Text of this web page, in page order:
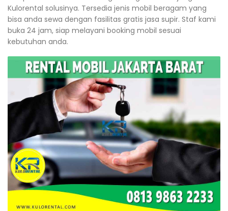
Kulorental solusinya. Tersedia jenis mobil beragam yang
bisa anda sewa dengan fasilitas gratis jasa supir. Staf kami
buka 24 jam, siap melayani booking mobil sesuai
kebutuhan anda.